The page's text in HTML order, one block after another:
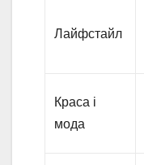
Лайфстайл
Краса і
мода